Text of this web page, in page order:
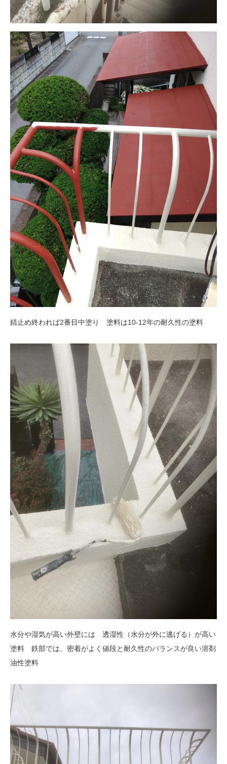
錆止め終われば2番目中塗り 塗料は10-12年の耐久性の塗料
水分や湿気が高い外壁には 透湿性（水分が外に逃げる）が高い
塗料 鉄部では、密着がよく値段と耐久性のバランスが良い溶剤
油性塗料